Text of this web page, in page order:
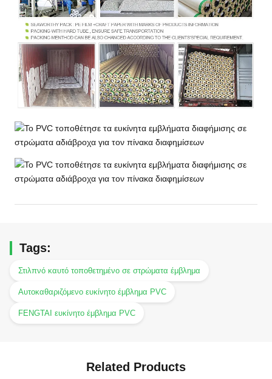
W
(N/5cm)
>200
Δύναμη
αποφλοίωσης
N/5cm DIN53357 >40
Αντίσταση
θερμοκρασίας
℃ DIN53372 -30~+70
1.02~3.60
Πιστοποίηση
FR
B1, ΤΕΤΡ.ΜΈΤΡΟ, DIN75200,
NFPA701
Βρέξιμο της
Tags:
Στιλπνό καυτό τοποθετημένο σε στρώματα έμβλημα
Αυτοκαθαριζόμενο ευκίνητο έμβλημα PVC
FENGTAI ευκίνητο έμβλημα PVC
Related Products